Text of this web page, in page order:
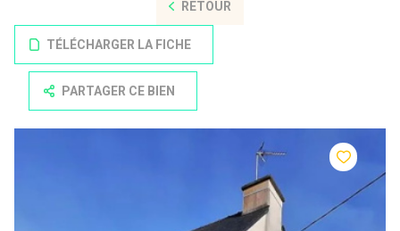
RETOUR
TÉLÉCHARGER LA FICHE
PARTAGER CE BIEN